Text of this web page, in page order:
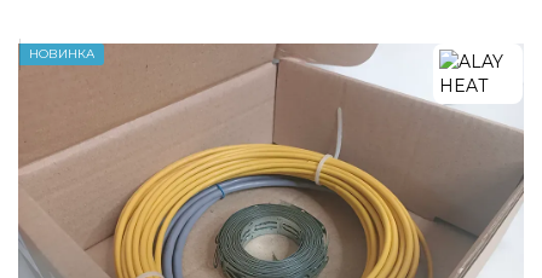
НОВИНКА